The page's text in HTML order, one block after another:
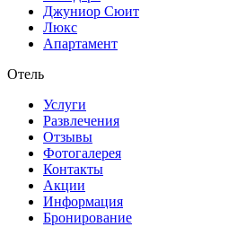
Джуниор Сюит
Люкс
Апартамент
Отель
Услуги
Развлечения
Отзывы
Фотогалерея
Контакты
Акции
Информация
Бронирование